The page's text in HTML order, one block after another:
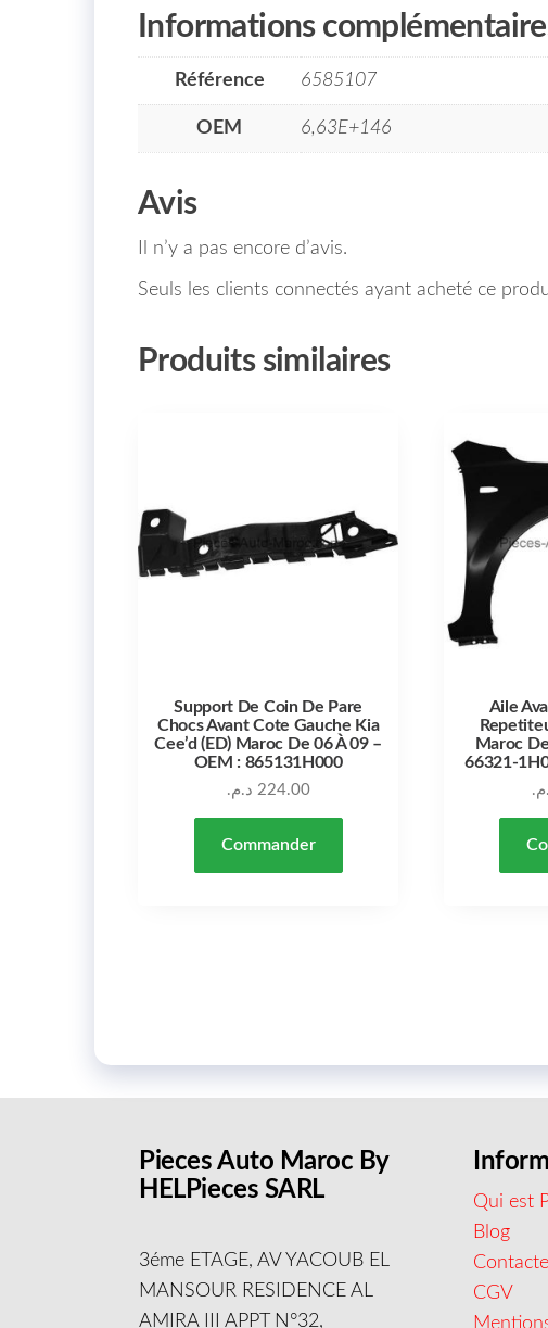
Informations
Référence 6585107
OEM 6,63E+146
Avis
Il n’y a pas encore d’avis.
Seuls les clients connectés ayant acheté ce
Produits similaires
Support De Coin De Pare
Chocs Avant Cote Gauche Kia
Cee’d (ED) Maroc De 06 À 09 –
OEM : 865131H000
224.00 د.م.
Commander
Aile
Maroc
66321-
Pieces Auto Maroc By
HELPieces SARL
3éme ETAGE, AV YACOUB EL
MANSOUR RESIDENCE AL
AMIRA III APPT N°32,
Qui est
Blog
CGV